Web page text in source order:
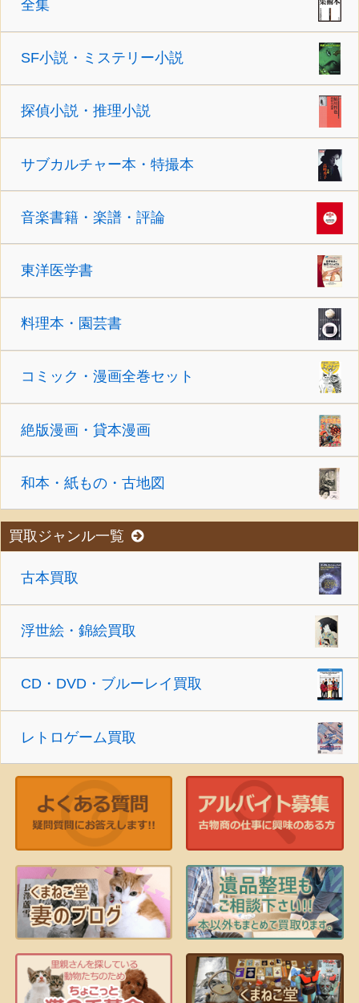
全集
SF小説・ミステリー小説
探偵小説・推理小説
サブカルチャー本・特撮本
音楽書籍・楽譜・評論
東洋医学書
料理本・園芸書
コミック・漫画全巻セット
絶版漫画・貸本漫画
和本・紙もの・古地図
買取ジャンル一覧
古本買取
浮世絵・錦絵買取
CD・DVD・ブルーレイ買取
レトロゲーム買取